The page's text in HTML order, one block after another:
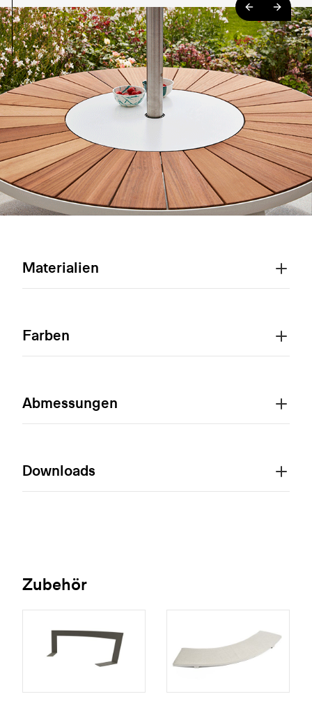
Materialien
Farben
Abmessungen
Downloads
Zubehör